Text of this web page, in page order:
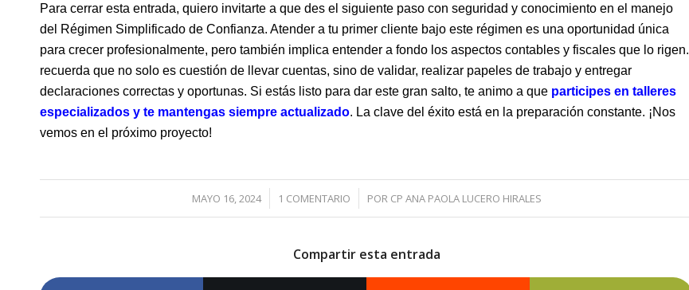
Para cerrar esta entrada, quiero invitarte a que des el siguiente paso con seguridad‍ y conocimiento en el manejo
del Régimen Simplificado ‌de Confianza. Atender a tu primer ​cliente bajo ⁢este‌ régimen es una oportunidad única
para ⁣crecer‍ profesionalmente, pero también implica entender a fondo los aspectos contables y fiscales que lo rigen.
recuerda que no solo es cuestión de llevar cuentas, sino de validar, realizar papeles de ‌trabajo y entregar
declaraciones correctas y ⁣oportunas. ⁢Si estás listo para ⁤dar este gran salto, te animo ⁣a que participes en talleres
especializados y te mantengas siempre actualizado. La ⁤clave del⁣ éxito está⁤ en la preparación ‍constante. ¡Nos
vemos en ⁤el próximo proyecto!
MAYO 16, 2024
/ 1 COMENTARIO
/ POR CP ANA PAOLA LUCERO HIRALES
Compartir esta entrada